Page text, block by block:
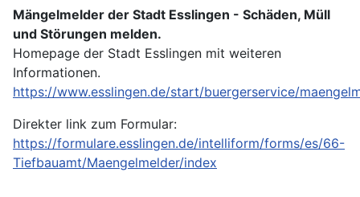
Mängelmelder der Stadt Esslingen - Schäden, Müll
und Störungen melden.
Homepage der Stadt Esslingen mit weiteren
Informationen.
https://www.esslingen.de/start/buergerservice/
Direkter link zum Formular:
https://formulare.esslingen.de/intelliform/forms/es/66-
Tiefbauamt/Maengelmelder/index